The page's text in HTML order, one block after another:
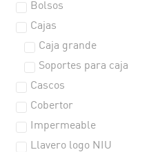
Bolsos
Cajas
Caja grande
Soportes para caja
Cascos
Cobertor
Impermeable
Llavero logo NIU